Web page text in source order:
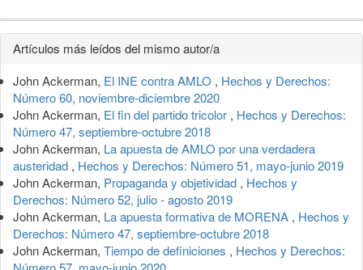
Detalles
del
artículo
Artículos más leídos del mismo autor/a
John Ackerman, El INE contra AMLO , Hechos y Derechos:
Número 60, noviembre-diciembre 2020
John Ackerman, El fin del partido tricolor , Hechos y Derechos:
Número 47, septiembre-octubre 2018
John Ackerman, La apuesta de AMLO por una verdadera
austeridad , Hechos y Derechos: Número 51, mayo-junio 2019
John Ackerman, Propaganda y objetividad , Hechos y
Derechos: Número 52, julio - agosto 2019
John Ackerman, La apuesta formativa de MORENA , Hechos y
Derechos: Número 47, septiembre-octubre 2018
John Ackerman, Tiempo de definiciones , Hechos y Derechos: